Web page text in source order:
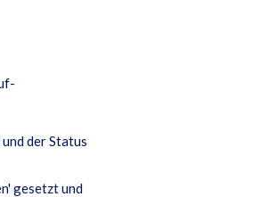
der Status
gesetzt und